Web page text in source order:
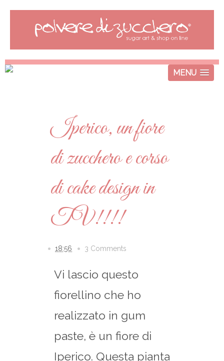
MENU
Iperico, un fiore
di zucchero e corso
di cake design in
TV!!!!
18:56 3 Comments
Vi lascio questo
fiorellino che ho
realizzato in gum
paste, è un fiore di
Iperico. Questa pianta